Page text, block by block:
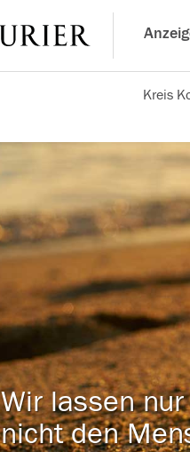
Kreis
Wir lassen
nicht den